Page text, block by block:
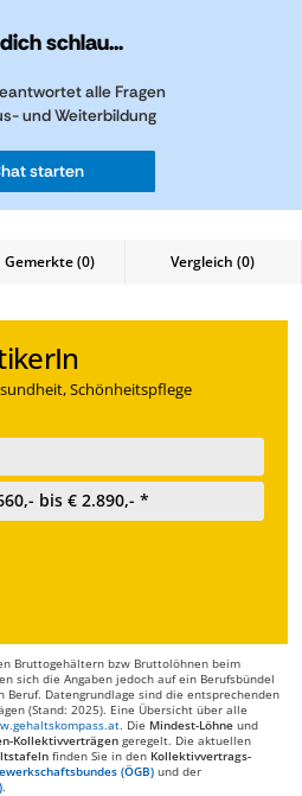
schlau...
alle Fragen
und Weiterbildung
starten
Gemerkte(0) Vergleich (0)
Schönheitspflege
bis € 2.890,- *
Bruttogehältern bzw Bruttolöhnen beim
sich die Angaben jedoch auf ein Berufsbündel
Datengrundlage sind die entsprechenden
(Stand: 2025). Eine Übersicht über alle
. Die Mindest-Löhne und
Kollektivverträgen geregelt. Die aktuellen
finden Sie in den Kollektivvertrags-
(ÖGB) und der
.